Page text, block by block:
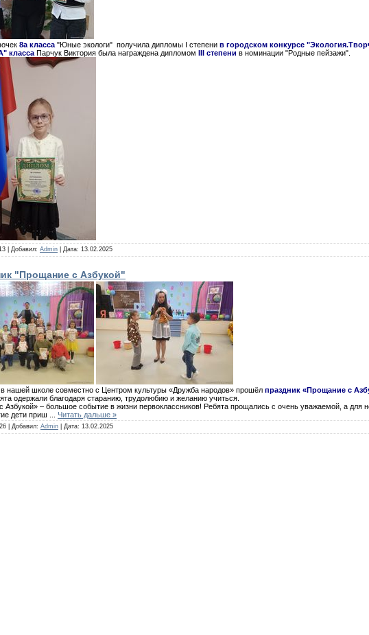
8а класса "Юные экологи" получила дипломы I степени в городском конкурсе
класса Парчук Виктория была награждена дипломом III степени в номинации "Родные пейзажи".
| Добавил: Admin | Дата: 13.02.2025
"Прощание с Азбукой"
в нашей школе совместно с Центром культуры «Дружба народов» прошёл праздник «Прощание с
одержали благодаря старанию, трудолюбию и желанию учиться.
Азбукой» – большое событие в жизни первоклассников! Ребята прощались с очень уважаемой, а для
дети приш
Читать дальше »
| Добавил: Admin | Дата: 13.02.2025